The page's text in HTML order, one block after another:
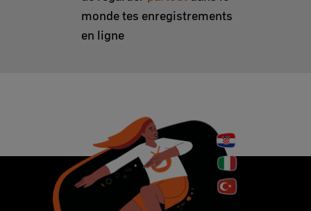
monde tes enregistrements
en ligne